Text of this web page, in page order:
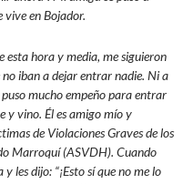
en Bojador.
esta hora y media, me siguieron
iban a dejar entrar nadie. Ni a
mucho empeño para entrar
y vino. Él es amigo mío y
de Violaciones Graves de los
Marroquí (ASVDH). Cuando
les dijo: “¡Esto sí que no me lo